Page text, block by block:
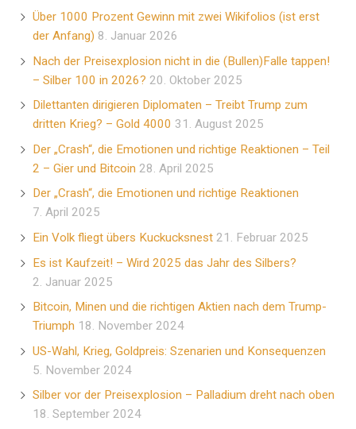
Über 1000 Prozent Gewinn mit zwei Wikifolios (ist erst
der Anfang) 8. Januar 2026
Nach der Preisexplosion nicht in die (Bullen)Falle tappen!
– Silber 100 in 2026? 20. Oktober 2025
Dilettanten dirigieren Diplomaten – Treibt Trump zum
dritten Krieg? – Gold 4000 31. August 2025
Der „Crash“, die Emotionen und richtige Reaktionen – Teil
2 – Gier und Bitcoin 28. April 2025
Der „Crash“, die Emotionen und richtige Reaktionen
7. April 2025
Ein Volk fliegt übers Kuckucksnest 21. Februar 2025
Es ist Kaufzeit! – Wird 2025 das Jahr des Silbers?
2. Januar 2025
Bitcoin, Minen und die richtigen Aktien nach dem Trump-
Triumph 18. November 2024
US-Wahl, Krieg, Goldpreis: Szenarien und Konsequenzen
5. November 2024
Silber vor der Preisexplosion – Palladium dreht nach oben
18. September 2024